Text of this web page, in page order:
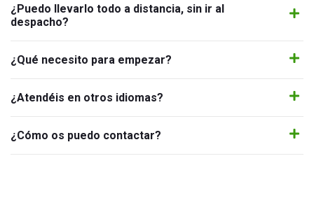
¿Puedo llevarlo todo a distancia, sin ir al
despacho?
¿Qué necesito para empezar?
¿Atendéis en otros idiomas?
¿Cómo os puedo contactar?